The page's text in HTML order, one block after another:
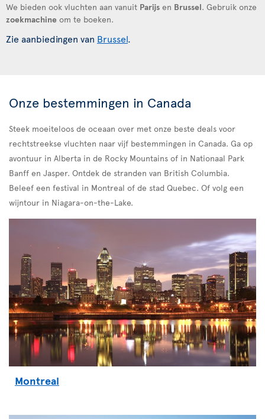
We bieden ook vluchten aan vanuit Parijs en Brussel. Gebruik onze
zoekmachine om te boeken.
Zie aanbiedingen van Brussel.
Onze bestemmingen in Canada
Steek moeiteloos de oceaan over met onze beste deals voor
rechtstreekse vluchten naar vijf bestemmingen in Canada. Ga op
avontuur in Alberta in de Rocky Mountains of in Nationaal Park
Banff en Jasper. Ontdek de stranden van British Columbia.
Beleef een festival in Montreal of de stad Quebec. Of volg een
wijntour in Niagara-on-the-Lake.
Montreal